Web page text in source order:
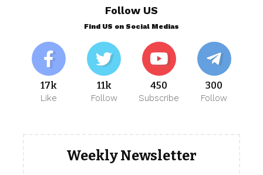
Follow US
Find US on Social Medias
17k
Like
11k
Follow
450
Subscribe
300
Follow
Weekly Newsletter